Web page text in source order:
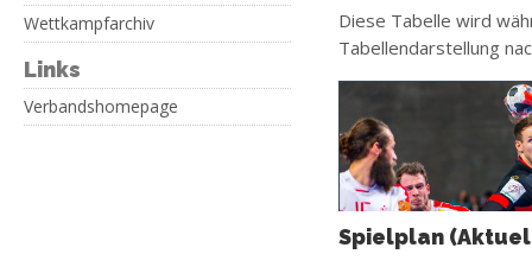
Wettkampfarchiv
Links
Verbandshomepage
Diese Tabelle wird
Tabellendarstellung
Spielplan